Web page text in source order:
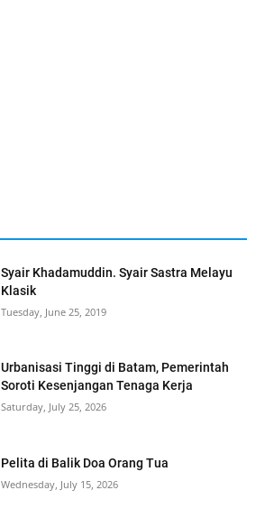
Syair Khadamuddin. Syair Sastra Melayu
Klasik
Tuesday, June 25, 2019
Urbanisasi Tinggi di Batam, Pemerintah
Soroti Kesenjangan Tenaga Kerja
Saturday, July 25, 2026
Pelita di Balik Doa Orang Tua
Wednesday, July 15, 2026